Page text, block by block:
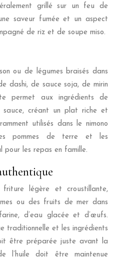
grillé sur un feu de
saveur fumée et un aspect
de riz et de soupe miso.
ou de légumes braisés dans
dashi, de sauce soja, de mirin
permet aux ingrédients de
sauce, créant un plat riche et
utilisés dans le nimono
pommes de terre et les
pour les repas en famille.
légère et croustillante,
ou des fruits de mer dans
d’eau glacée et d’œufs.
traditionnelle et les ingrédients
être préparée juste avant la
l’huile doit être maintenue